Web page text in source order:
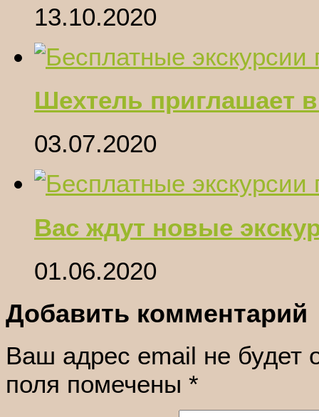
13.10.2020
Шехтель приглашает
03.07.2020
Вас ждут новые
01.06.2020
Добавить комментарий
Ваш адрес email не будет
поля помечены *